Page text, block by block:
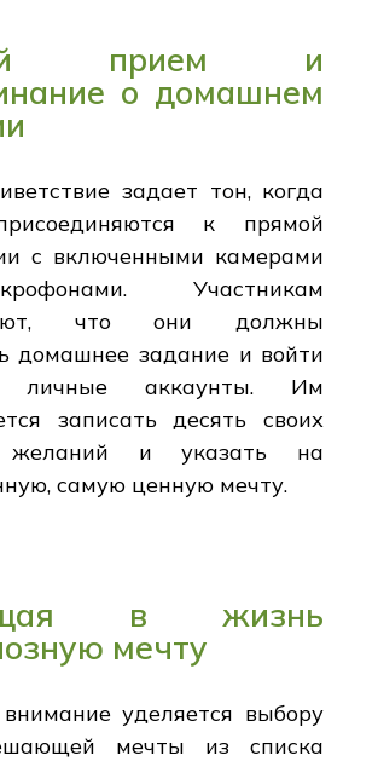
прием и
о домашнем
задает тон, когда
к прямой
с включенными камерами
Участникам
что они должны
домашнее задание и войти
аккаунты. Им
записать десять своих
желаний и указать на
самую ценную мечту.
в жизнь
мечту
уделяется выбору
мечты из списка